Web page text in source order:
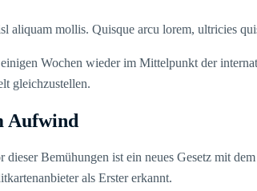
aliquam mollis. Quisque arcu lorem, ultricies
einigen Wochen wieder im Mittelpunkt der
gleichzustellen.
Aufwind
dieser Bemühungen ist ein neues Gesetz mit
als Erster erkannt.